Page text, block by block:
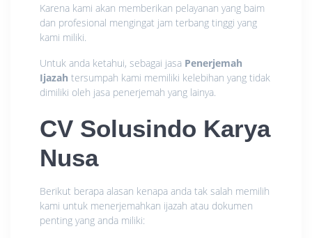
Karena kami akan memberikan pelayanan yang baim
dan profesional mengingat jam terbang tinggi yang
kami miliki.
Untuk anda ketahui, sebagai jasa Penerjemah
Ijazah tersumpah kami memiliki kelebihan yang tidak
dimiliki oleh jasa penerjemah yang lainya.
CV Solusindo Karya
Nusa
Berikut berapa alasan kenapa anda tak salah memilih
kami untuk menerjemahkan ijazah atau dokumen
penting yang anda miliki: